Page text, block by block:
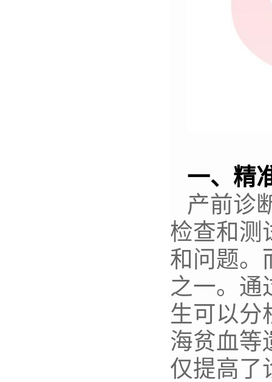
一、精
产前诊
检查和测
和问题。
之一。通
生可以分
海贫血等
仅提高了